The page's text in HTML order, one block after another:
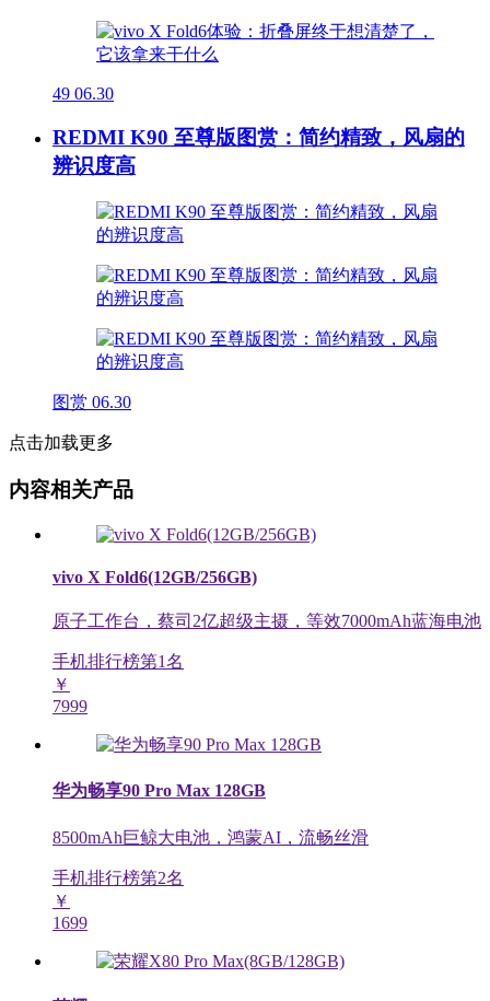
49 06.30
REDMI K90 至尊版图赏：简约精致，风扇的
辨识度高
图赏 06.30
点击加载更多
内容相关产品
vivo X Fold6(12GB/256GB)
原子工作台，蔡司2亿超级主摄，等效7000mAh蓝海电池
手机排行榜第1名
￥
7999
华为畅享90 Pro Max 128GB
8500mAh巨鲸大电池，鸿蒙AI，流畅丝滑
手机排行榜第2名
￥
1699